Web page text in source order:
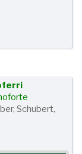
Schubert,